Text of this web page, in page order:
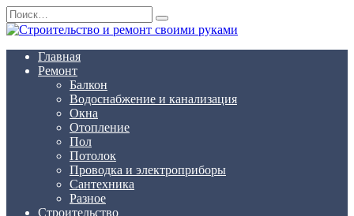
Перейти
к
содержанию
Search
for:
Главная
Ремонт
Балкон
Водоснабжение и канализация
Окна
Отопление
Пол
Потолок
Проводка и электроприборы
Сантехника
Разное
Строительство